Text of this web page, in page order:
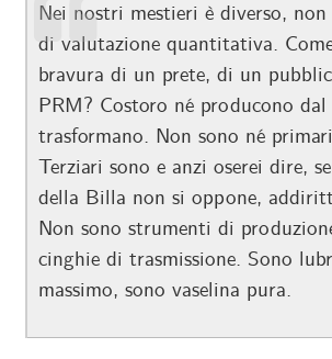
Nei nostri mestieri è diverso,
di valutazione quantitativa.
bravura di un prete, di un
PRM? Costoro né producono
trasformano. Non sono né
Terziari sono e anzi oserei dire,
della Billa non si oppone,
Non sono strumenti di
cinghie di trasmissione. Sono
massimo, sono vaselina pura.